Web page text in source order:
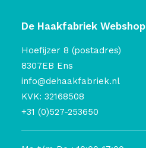
De Haakfabriek Webshop
Hoefijzer 8 (postadres)
8307EB Ens
info@dehaakfabriek.nl
KVK: 32168508
+31 (0)527-253650